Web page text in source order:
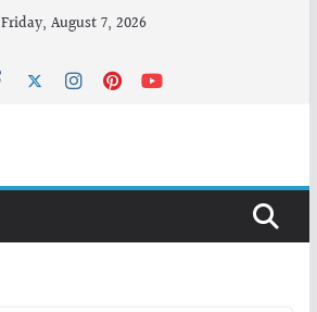
Friday, August 7, 2026